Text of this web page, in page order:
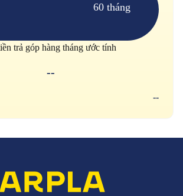
60 tháng
trả góp hàng tháng ước tính
--
--